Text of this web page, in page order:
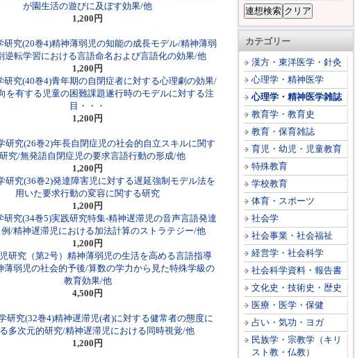
カテゴリー
漢方・東洋医学・針灸
心理学・精神医学
心理学・精神医学雑誌
教育学・教育史
教育・保育雑誌
育児・幼児・児童教育
特殊教育
学校教育
体育・スポーツ
社会学
社会事業・社会福祉
経営学・社会科学
社会科学資料・報告書
文化史・技術史・歴史
医療・医学・保健
占い・気功・ヨガ
民族学・宗教学（キリ
スト教・仏教）
が園生活の遊びに及ぼす効果/他
1,200円
研究(20巻4)精神薄弱児の知能の成長モデル/精神薄弱
逆転学習における言語命名および言語化の効果/他
1,200円
研究(40巻4)青年期の自閉症者に対する心理劇の効果/
を有する児童の困難課題遂行時のモデルに対する注
目・・・
1,200円
研究(26巻2)年長自閉症児の社会的自立スキルに関す
究/無発語自閉症児の要求言語行動の形成/他
1,200円
研究(36巻2)発達障害児に対する遅延強制モデル法を
用いた要求行動の変容に関する研究
1,200円
研究(34巻5)実践研究特集-精神遅滞児の音声言語発達
/精神遅滞児における加法計算のストラテジー/他
1,200円
研究（第2号）精神薄弱児の生活を高める言語指導
薄弱児の社会的予後/算数の学力から見た特殊学級の
教育効果/他
4,500円
研究(32巻4)精神遅滞児(者)に対する健常者の態度に
多次元的研究/精神遅滞児における同時視覚/他
1,200円